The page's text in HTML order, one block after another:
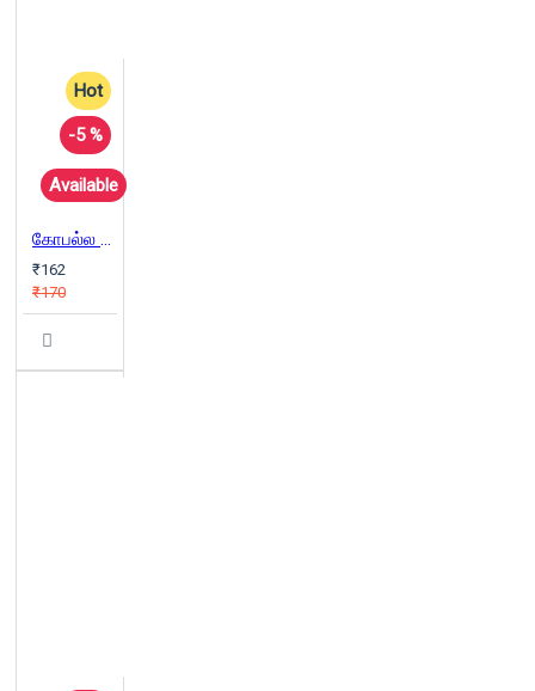
Hot
-5 %
Available
கோபல்ல கிராமம்
₹162
₹170